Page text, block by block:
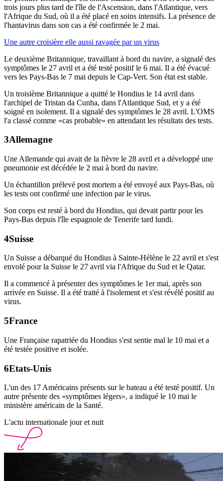
trois jours plus tard de l'île de l'Ascension, dans l'Atlantique, vers
l'Afrique du Sud, où il a été placé en soins intensifs. La présence de
l'hantavirus dans son cas a été confirmée le 2 mai.
Une autre croisière elle aussi ravagée par un virus
Le deuxième Britannique, travaillant à bord du navire, a signalé des
symptômes le 27 avril et a été testé positif le 6 mai. Il a été évacué
vers les Pays-Bas le 7 mai depuis le Cap-Vert. Son état est stable.
Un troisième Britannique a quitté le Hondius le 14 avril dans
l'archipel de Tristan da Cunha, dans l'Atlantique Sud, et y a été
soigné en isolement. Il a signalé des symptômes le 28 avril. L'OMS
l'a classé comme «cas probable» en attendant les résultats des tests.
Allemagne
Une Allemande qui avait de la fièvre le 28 avril et a développé une
pneumonie est décédée le 2 mai à bord du navire.
Un échantillon prélevé post mortem a été envoyé aux Pays-Bas, où
les tests ont confirmé une infection par le virus.
Son corps est resté à bord du Hondius, qui devait partir pour les
Pays-Bas depuis l'île espagnole de Tenerife tard lundi.
Suisse
Un Suisse a débarqué du Hondius à Sainte-Hélène le 22 avril et s'est
envolé pour la Suisse le 27 avril via l'Afrique du Sud et le Qatar.
Il a commencé à présenter des symptômes le 1er mai, après son
arrivée en Suisse. Il a été traité à l'isolement et s'est révélé positif au
virus.
France
Une Française rapatriée du Hondius s'est sentie mal le 10 mai et a
été testée positive et isolée.
Etats-Unis
L'un des 17 Américains présents sur le bateau a été testé positif. Un
autre présente des «symptômes légers», a indiqué le 10 mai le
ministère américain de la Santé.
L'actu internationale jour et nuit